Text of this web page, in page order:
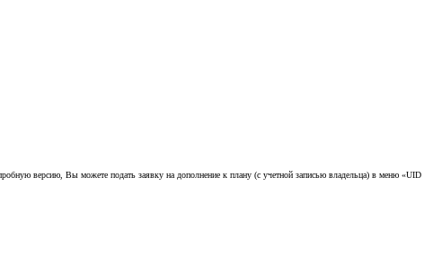
версию, Вы можете подать заявку на дополнение к плану (с учетной записью владельца) в меню